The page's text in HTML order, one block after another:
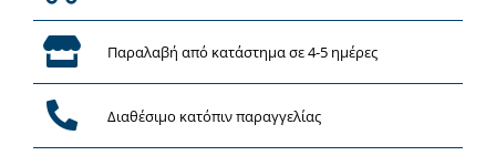
Παραλαβή από κατάστημα σε 4-5 ημέρες
Διαθέσιμο κατόπιν παραγγελίας